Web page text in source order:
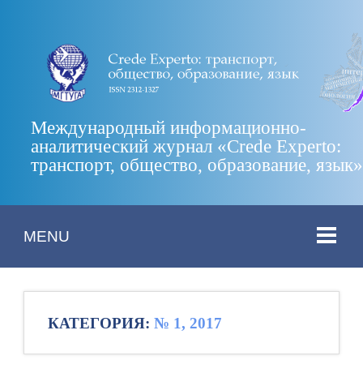
Международный информационно-
аналитический журнал «Crede Experto:
транспорт, общество, образование, язык»
MENU
КАТЕГОРИЯ: № 1, 2017